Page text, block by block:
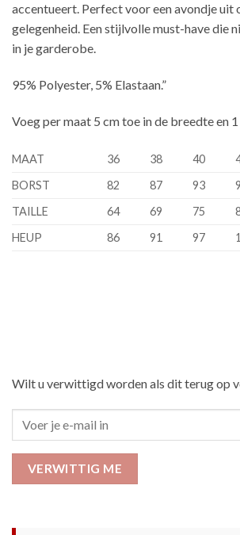
accentueert. Perfect voor een avondje uit
gelegenheid. Een stijlvolle must-have die
in je garderobe.
95% Polyester, 5% Elastaan.”
Voeg per maat 5 cm toe in de breedte en 1
MAAT 36 38 40
BORST
82 87 93
TAILLE
64 69 75
HEUP
86 91 97
Wilt u verwittigd worden als dit terug op
VERWITTIG ME